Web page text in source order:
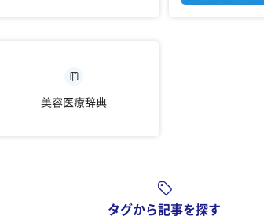
美容医療辞典
タグから記事を探す